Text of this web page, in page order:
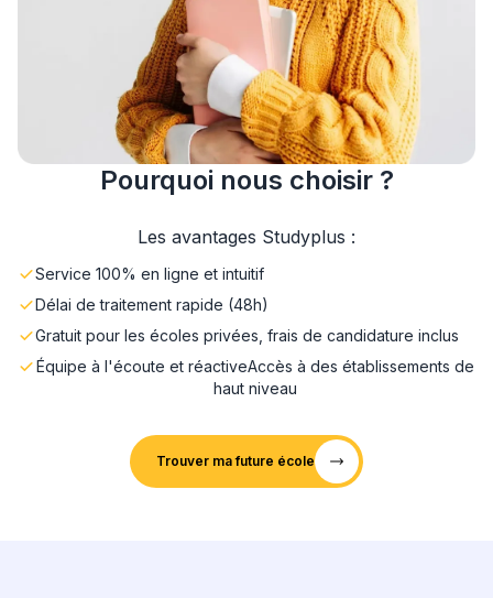
Pourquoi nous choisir ?
Les avantages Studyplus :
Service 100% en ligne et intuitif
Délai de traitement rapide (48h)
Gratuit pour les écoles privées, frais de candidature inclus
Équipe à l'écoute et réactiveAccès à des établissements de
haut niveau
Trouver ma future école